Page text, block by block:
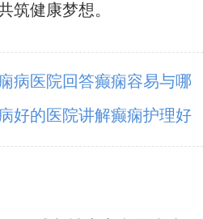
筑健康梦想。
病医院回答癫痫容易与哪
好的医院讲解癫痫护理好